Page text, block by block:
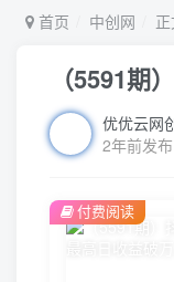
首页 中创网
（5591
优优云网
2年前发布
付费阅读